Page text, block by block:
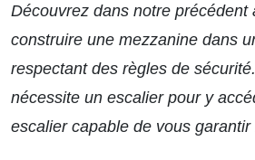
Découvrez dans notre précédent
construire une mezzanine dans
respectant des règles de
nécessite un escalier pour y
escalier capable de vous garantir